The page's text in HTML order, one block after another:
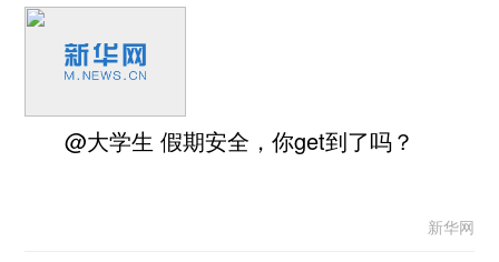
@大学生 假期安全，你get到了吗？
新华网